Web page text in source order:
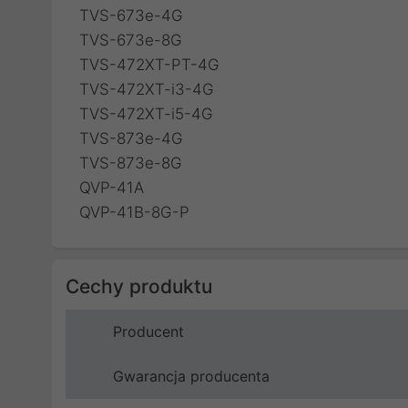
TVS-673e-4G
TVS-673e-8G
TVS-472XT-PT-4G
TVS-472XT-i3-4G
TVS-472XT-i5-4G
TVS-873e-4G
TVS-873e-8G
QVP-41A
QVP-41B-8G-P
Cechy produktu
Producent
Gwarancja producenta